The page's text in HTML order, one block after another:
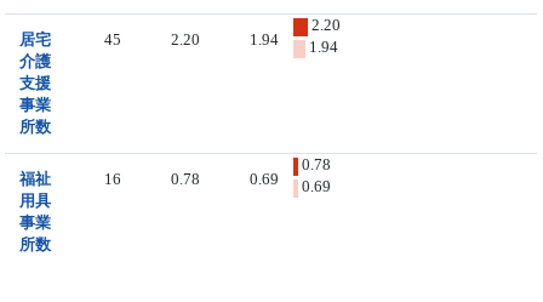
居宅
介護
支援
事業
所数
45 2.20 1.94
2.20
1.94
福祉
用具
事業
所数
16 0.78 0.69
0.78
0.69